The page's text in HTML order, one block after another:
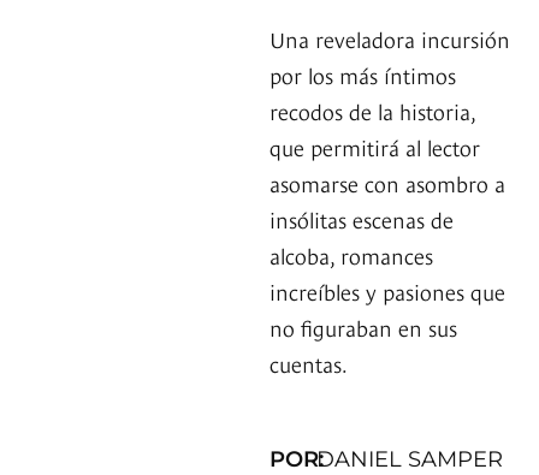
Una reveladora incursión
por los más íntimos
recodos de la historia,
que permitirá al lector
asomarse con asombro a
insólitas escenas de
alcoba, romances
increíbles y pasiones que
no figuraban en sus
cuentas.
POR:DANIEL SAMPER